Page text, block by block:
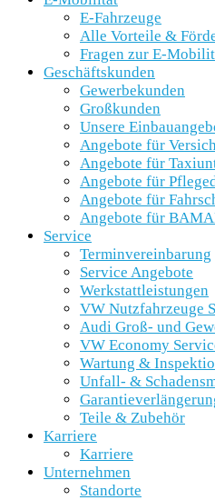
E-Fahrzeuge
Alle Vorteile &
Fragen zur E-
Geschäftskunden
Gewerbekunden
Großkunden
Unsere
Angebote für
Angebote für
Angebote für
Angebote für
Angebote für
Service
Terminvereinbarung
Service Angebote
Werkstattleistungen
VW Nutzfahrzeuge
Audi Groß- und
VW Economy
Wartung &
Unfall- &
Teile & Zubehör
Karriere
Karriere
Unternehmen
Standorte